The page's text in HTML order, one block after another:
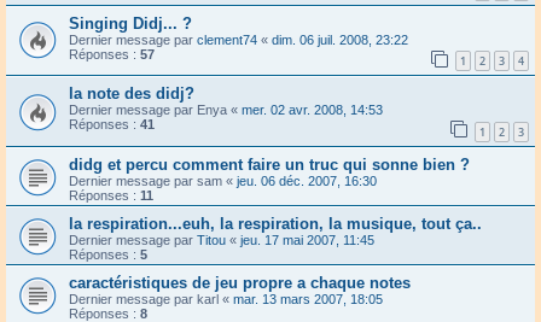
Singing Didj... ?
Dernier message par clement74 « dim. 06 juil. 2008, 23:22
Réponses : 57 1 2 3 4
la note des didj?
Dernier message par Enya « mer. 02 avr. 2008, 14:53
Réponses : 41 1 2 3
didg et percu comment faire un truc qui sonne bien ?
Dernier message par sam « jeu. 06 déc. 2007, 16:30
Réponses : 11
la respiration...euh, la respiration, la musique, tout ça..
Dernier message par Titou « jeu. 17 mai 2007, 11:45
Réponses : 5
caractéristiques de jeu propre a chaque notes
Dernier message par karl « mar. 13 mars 2007, 18:05
Réponses : 8